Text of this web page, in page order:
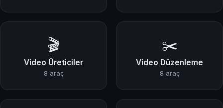
🎬
Video Üreticiler
8 araç
✂️
Video Düzenleme
8 araç